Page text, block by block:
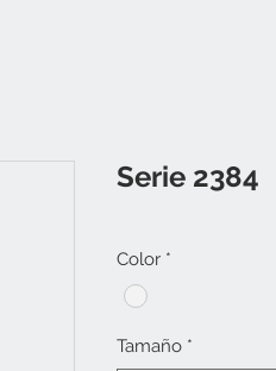
Serie 2384
Color *
Tamaño *